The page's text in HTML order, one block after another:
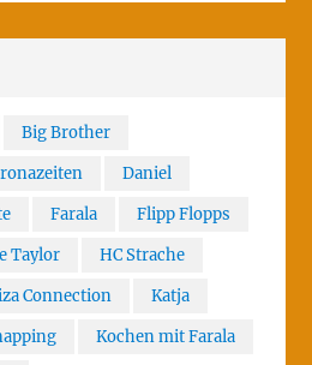
Big Brother
Daniel
Farala
Flipp Flopps
Taylor
HC Strache
Connection
Katja
Kochen mit Farala